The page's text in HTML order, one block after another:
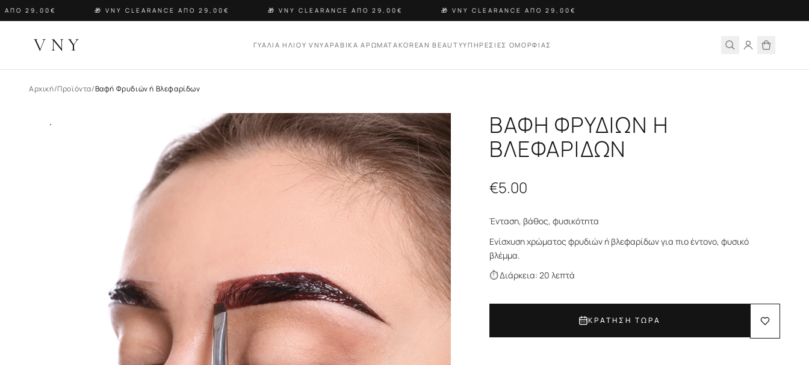
29,00€ 🎁 VNY CLEARANCE ΑΠΟ 29,00€ 🎁 VNY CLEARANCE ΑΠΟ 29,00€ 🎁 VNY CLEARANCE ΑΠΟ 29,00€
VNY ΓΥΑΛΙΑ ΗΛΙΟΥ VNYΑΡΑΒΙΚΑ ΑΡΩΜΑΤΑKOREAN BEAUTYΥΠΗΡΕΣΙΕΣ ΟΜΟΡΦΙΑΣ
Αρχική/Προϊόντα/Βαφή Φρυδιών ή Βλεφαρίδων
ΒΑΦΗ ΦΡΥΔΙΩΝ Η
ΒΛΕΦΑΡΙΔΩΝ
€5.00
Ένταση, βάθος, φυσικότητα
Ενίσχυση χρώματος φρυδιών ή βλεφαρίδων για πιο έντονο, φυσικό
βλέμμα.
⏱ Διάρκεια: 20 λεπτά
ΚΡΑΤΗΣΗ ΤΩΡΑ